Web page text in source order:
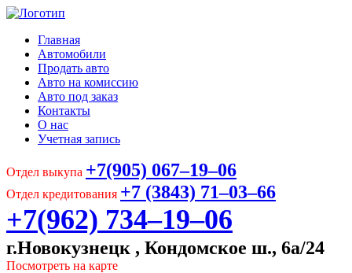
Главная
Автомобили
Продать авто
Авто на комиссию
Авто под заказ
Контакты
О нас
Учетная запись
Отдел выкупа +7(905) 067‒19‒06
Отдел кредитования +7 (3843) 71‒03‒66
+7(962) 734‒19‒06
г.Новокузнецк , Кондомское ш., 6а/24
Посмотреть на карте